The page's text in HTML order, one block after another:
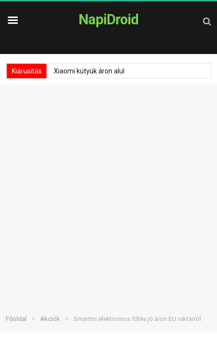
NapiDroid
Kiárusítás Xiaomi kütyük áron alul
Főoldal » Akciók » Smartmi elektromos fűtés jó áron EU raktárról